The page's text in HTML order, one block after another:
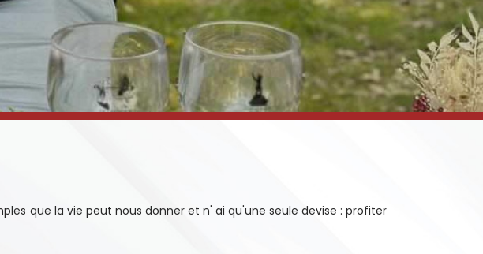
que la vie peut nous donner et n' ai qu'une seule devise : profiter